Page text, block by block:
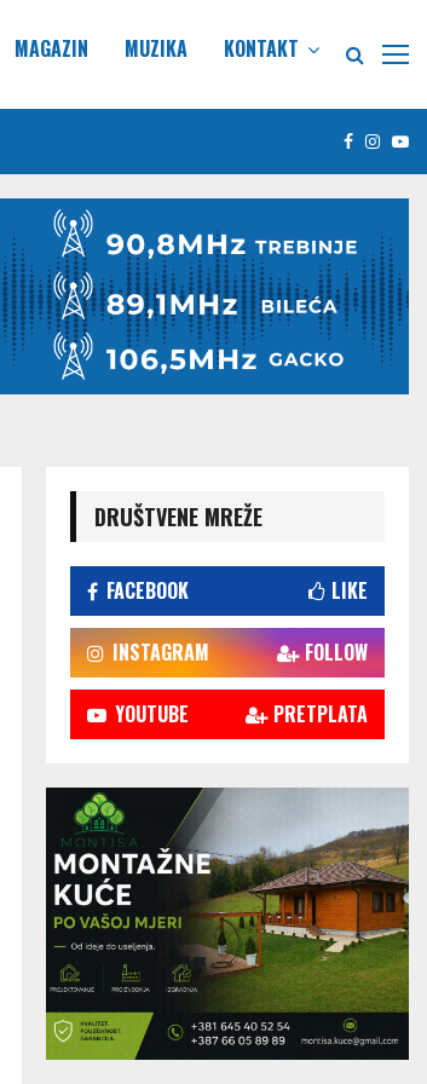
MAGAZIN MUZIKA KONTAKT
Facebook
DRUŠTVENE MREŽE
FACEBOOK LIKE
INSTAGRAM FOLLOW
YOUTUBE PRETPLATA